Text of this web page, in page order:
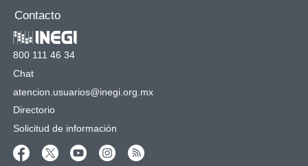
Contacto
800 111 46 34
Chat
atencion.usuarios@inegi.org.mx
Directorio
Solicitud de información